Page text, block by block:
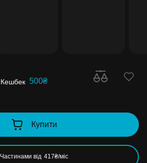
Кешбек 500₴
Купити
Частинами від 417₴/міс